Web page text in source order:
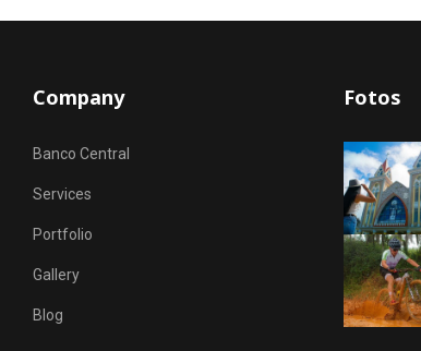
Company
Banco Central
Services
Portfolio
Gallery
Blog
Fotos